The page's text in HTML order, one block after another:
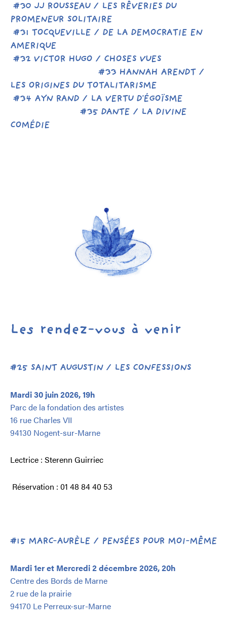
#30 JJ ROUSSEAU / LES RÊVERIES DU
PROMENEUR SOLITAIRE
#31 TOCQUEVILLE / DE LA DEMOCRATIE EN
AMERIQUE
#32 VICTOR HUGO / CHOSES VUES
#33 HANNAH ARENDT /
LES ORIGINES DU TOTALITARISME
#34 AYN RAND / LA VERTU D'ÉGOÏSME
#35 DANTE / LA DIVINE
COMÉDIE
Les rendez-vous à venir
#25 SAINT AUGUSTIN / LES CONFESSIONS
Mardi 30 juin 2026, 19h
Parc de la fondation des artistes
16 rue Charles VII
94130 Nogent-sur-Marne
Lectrice : Sterenn Guirriec
Réservation : 01 48 84 40 53
#15 MARC-AURÈLE / PENSÉES POUR MOI-MÊME
Mardi 1er et Mercredi 2 décembre 2026, 20h
Centre des Bords de Marne
2 rue de la prairie
94170 Le Perreux-sur-Marne